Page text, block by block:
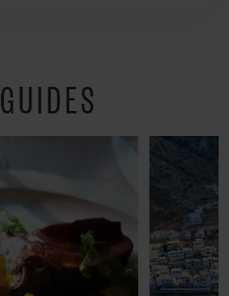
fredeligt”
GUIDES